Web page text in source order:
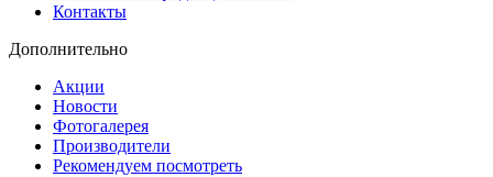
Контакты
Дополнительно
Акции
Новости
Фотогалерея
Производители
Рекомендуем посмотреть